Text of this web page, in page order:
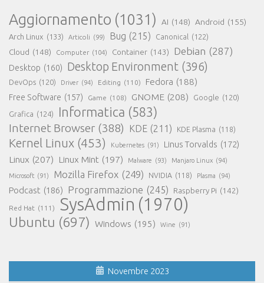
Aggiornamento (1031) AI (148) Android (155)
Arch Linux (133) Articoli (99) Bug (215) Canonical (122)
Cloud (148) Computer (104) Container (143) Debian (287)
Desktop (160) Desktop Environment (396)
DevOps (120) Driver (94) Editing (110) Fedora (188)
Free Software (157) Game (108) GNOME (208) Google (120)
Grafica (124) Informatica (583)
Internet Browser (388) KDE (211) KDE Plasma (118)
Kernel Linux (453) Kubernetes (91) Linus Torvalds (172)
Linux (207) Linux Mint (197) Malware (93) Manjaro Linux (94)
Microsoft (91) Mozilla Firefox (249) NVIDIA (118) Plasma (94)
Podcast (186) Programmazione (245) Raspberry Pi (142)
Red Hat (111) SysAdmin (1970)
Ubuntu (697) Windows (195) Wine (91)
Novembre 2023